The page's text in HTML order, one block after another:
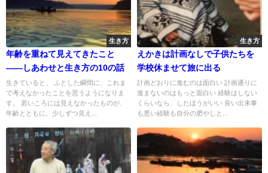
生き方
年齢を重ねて見えてきたこと
——しあわせと生き方の10の話
生きていると、 ふとした瞬間に、これま
で考えなかったことを思うようになりま
す。 若いころには見えなかったものが、
年齢とともに、少しずつ見え...
生き方
えかきは計画なしで子供たちを
学校休ませて旅に出る
計画どおりに進むのは面白い 計画通りに
進まないのはもっと面白い 経験はしない
くらいなら、したほうがいい 良い出来事
も悪い経験も自分の肥やしと...